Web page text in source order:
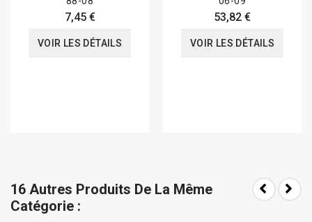
7,45 €
VOIR LES DÉTAILS
53,82 €
VOIR LES DÉTAILS
16 Autres Produits De La Même
Catégorie :